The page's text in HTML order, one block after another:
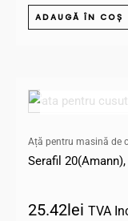
ADAUGĂ ÎN COȘ
Ață pentru masină de
Serafil
25.42lei TVA